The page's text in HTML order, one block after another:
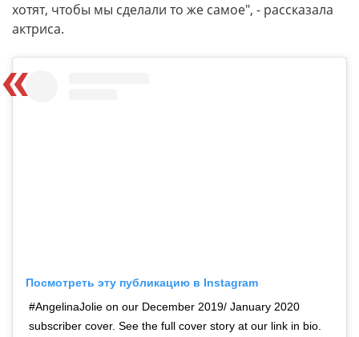
хотят, чтобы мы сделали то же самое", - рассказала
актриса.
Посмотреть эту публикацию в Instagram
#AngelinaJolie on our December 2019/ January 2020
subscriber cover. See the full cover story at our link in bio.